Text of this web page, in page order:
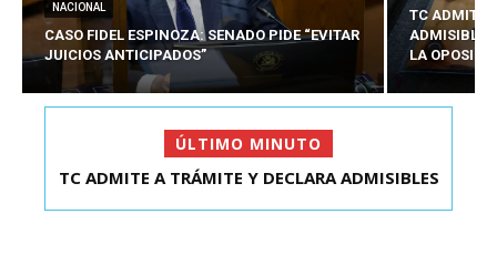
NACIONAL
CASO FIDEL ESPINOZA: SENADO PIDE “EVITAR
JUICIOS ANTICIPADOS”
TC ADMITE
ADMISIBLES
LA
ÚLTIMO MINUTO
EXDIPUTADO LAVÍN SALIÓ DE CAPITÁN YÁBER
TC ADMITE A TRÁMITE Y DECLARA ADMISIBLES